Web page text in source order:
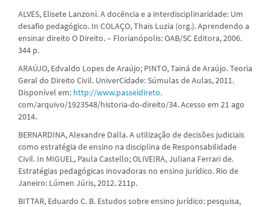
ALVES, Elisete Lanzoni. A docência e a interdisciplinaridade: Um
desafio pedagógico. In COLAÇO, Thais Luzia (org.). Aprendendo a
ensinar direito O Direito. – Florianópolis: OAB/SC Editora, 2006.
344 p.
ARAÚJO, Edvaldo Lopes de Araújo; PINTO, Tainá de Araújo. Teoria
Geral do Direito Civil. UniverCidade: Súmulas de Aulas, 2011.
Disponível em: http://www.passeidireto.
com/arquivo/1923548/historia-do-direito/34. Acesso em 21 ago
2014.
BERNARDINA, Alexandre Dalla. A utilização de decisões judiciais
como estratégia de ensino na disciplina de Responsabilidade
Civil. In MIGUEL, Paula Castello; OLIVEIRA, Juliana Ferrari de.
Estratégias pedagógicas inovadoras no ensino jurídico. Rio de
Janeiro: Lúmen Júris, 2012. 211p.
BITTAR, Eduardo C. B. Estudos sobre ensino jurídico: pesquisa,